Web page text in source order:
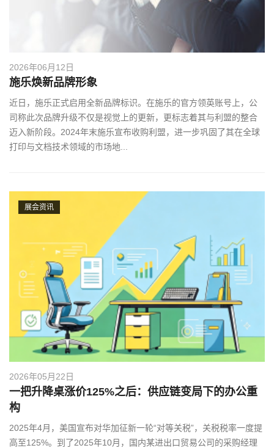
2026年06月12日
施乐焕新品牌形象
近日，施乐正式启用全新品牌标识。在施乐的官方领英账号上，公
司称此次品牌升级不仅是视觉上的更新，更标志着其与利盟的整合
迈入新阶段。2024年末施乐宣布收购利盟，进一步巩固了其在全球
打印与文档技术领域的市场地...
展会资讯
2026年05月22日
一把升降桌涨价125%之后：供应链变局下的办公重
构
2025年4月，美国宣布对华加征新一轮“对等关税”，关税税率一度提
高至125%。到了2025年10月，国内某进出口贸易公司的采购经理